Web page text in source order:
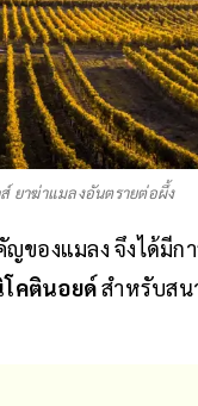
ยาฆ่าแมลงอันตรายต่อผึ้ง
ของแมลง จึงได้มี
คตินอยด์สำหรับสน